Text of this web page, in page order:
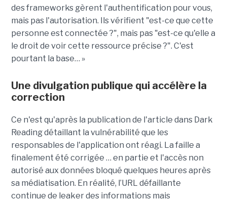
des frameworks gèrent l'authentification pour vous,
mais pas l'autorisation. Ils vérifient "est-ce que cette
personne est connectée ?", mais pas "est-ce qu'elle a
le droit de voir cette ressource précise ?". C'est
pourtant la base… »
Une divulgation publique qui accélère la
correction
Ce n'est qu'après la publication de l'article dans Dark
Reading détaillant la vulnérabilité que les
responsables de l'application ont réagi. La faille a
finalement été corrigée … en partie et l'accès non
autorisé aux données bloqué quelques heures après
sa médiatisation. En réalité, l’URL défaillante
continue de leaker des informations mais